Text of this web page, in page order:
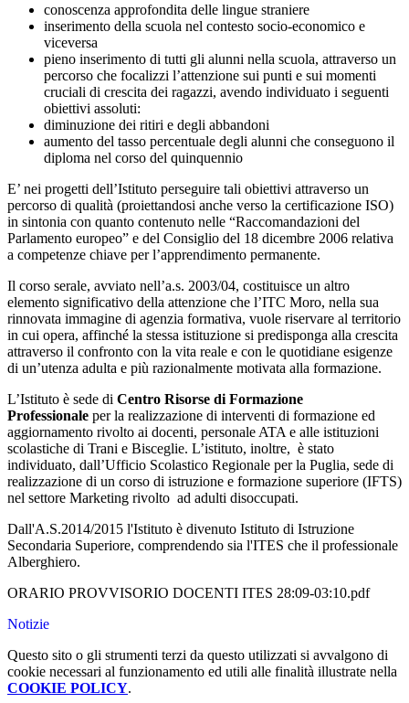
conoscenza approfondita delle lingue straniere
inserimento della scuola nel contesto socio-economico e
viceversa
pieno inserimento di tutti gli alunni nella scuola, attraverso un
percorso che focalizzi l’attenzione sui punti e sui momenti
cruciali di crescita dei ragazzi, avendo individuato i seguenti
obiettivi assoluti:
diminuzione dei ritiri e degli abbandoni
aumento del tasso percentuale degli alunni che conseguono il
diploma nel corso del quinquennio
E’ nei progetti dell’Istituto perseguire tali obiettivi attraverso un
percorso di qualità (proiettandosi anche verso la certificazione ISO)
in sintonia con quanto contenuto nelle “Raccomandazioni del
Parlamento europeo” e del Consiglio del 18 dicembre 2006 relativa
a competenze chiave per l’apprendimento permanente.
Il corso serale, avviato nell’a.s. 2003/04, costituisce un altro
elemento significativo della attenzione che l’ITC Moro, nella sua
rinnovata immagine di agenzia formativa, vuole riservare al territorio
in cui opera, affinché la stessa istituzione si predisponga alla crescita
attraverso il confronto con la vita reale e con le quotidiane esigenze
di un’utenza adulta e più razionalmente motivata alla formazione.
L’Istituto è sede di Centro Risorse di Formazione
Professionale per la realizzazione di interventi di formazione ed
aggiornamento rivolto ai docenti, personale ATA e alle istituzioni
scolastiche di Trani e Bisceglie. L’istituto, inoltre, è stato
individuato, dall’Ufficio Scolastico Regionale per la Puglia, sede di
realizzazione di un corso di istruzione e formazione superiore (IFTS)
nel settore Marketing rivolto ad adulti disoccupati.
Dall'A.S.2014/2015 l'Istituto è divenuto Istituto di Istruzione
Secondaria Superiore, comprendendo sia l'ITES che il professionale
Alberghiero.
ORARIO PROVVISORIO DOCENTI ITES 28:09-03:10.pdf
Notizie
Questo sito o gli strumenti terzi da questo utilizzati si avvalgono di
cookie necessari al funzionamento ed utili alle finalità illustrate nella
COOKIE POLICY.